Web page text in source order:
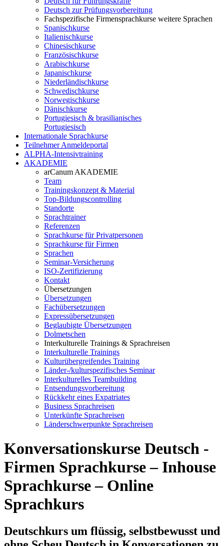
Deutsch zur Prüfungsvorbereitung
Fachspezifische Firmensprachkurse weitere Sprachen
Spanischkurse
Italienischkurse
Chinesischkurse
Französischkurse
Arabischkurse
Japanischkurse
Niederländischkurse
Schwedischkurse
Norwegischkurse
Dänischkurse
Portugiesisch & brasilianisches
Portugiesisch
Internationale Sprachkurse
Teilnehmer Anmeldeportal
ALPHA-Intensivtraining
AKADEMIE
arCanum AKADEMIE
Team
Trainingskonzept & Material
Top-Bildungscontrolling
Standorte
Sprachtrainer
Referenzen
Sprachkurse für Privatpersonen
Sprachkurse für Firmen
Sprachen
Seminar-Versicherung
ISO-Zertifizierung
Kontakt
Übersetzungen
Übersetzungen
Fachübersetzungen
Expressübersetzungen
Beglaubigte Übersetzungen
Dolmetschen
Interkulturelle Trainings & Sprachreisen
Interkulturelle Trainings
Kulturübergreifendes Training
Länder-/kulturspezifisches Seminar
Interkulturelles Teambuilding
Entsendungsvorbereitung
Rückkehr eines Expatriates
Business Sprachreisen
Unterkünfte Sprachreisen
Länderschwerpunkte Sprachreisen
Konversationskurse Deutsch -
Firmen Sprachkurse – Inhouse
Sprachkurse – Online
Sprachkurs
Deutschkurs um flüssig, selbstbewusst und